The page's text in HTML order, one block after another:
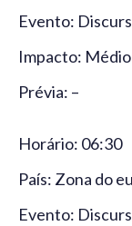
Evento:
Impacto: Médio
Prévia: –
Horário: 06:30
País: Zona do
Evento: